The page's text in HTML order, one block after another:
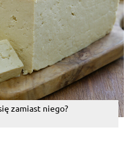
Odpowiedz
. BARDZIEJ POD CHINY
zamiast niego?